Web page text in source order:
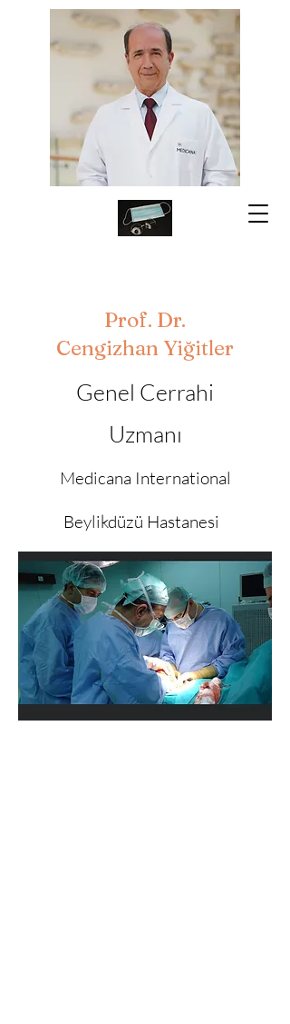
Genel Cerrahi
Uzmanı
Medicana International
Beylikdüzü Hastanesi
Prof. Dr.
Cengizhan Yiğitler